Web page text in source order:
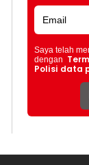
Saya telah
dengan
Polisi data